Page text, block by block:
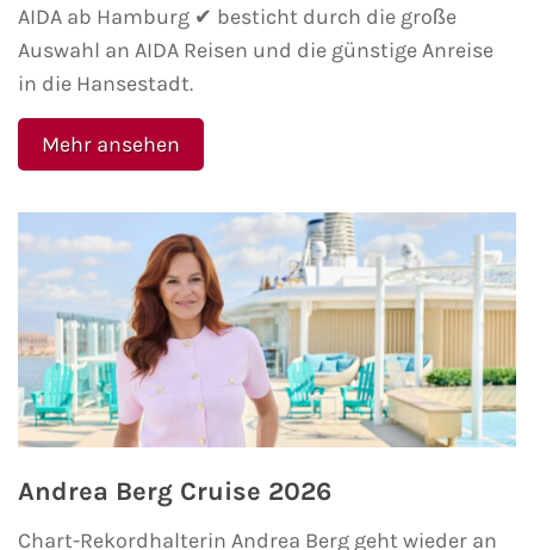
Weltreise-Kreuzfahrt
Reedereien
AIDA Cruises
MSC Kreuzfahrten
Costa Kreuzfahrten
Phoenix Reisen
Hapag-Lloyd Cruises
Cunard Line
AIDA ab Hamburg ✔ besticht durch die große
Auswahl an AIDA Reisen und die günstige Anreise
in die Hansestadt.
Mehr ansehen
Andrea Berg Cruise 2026
Chart-Rekordhalterin Andrea Berg geht wieder an